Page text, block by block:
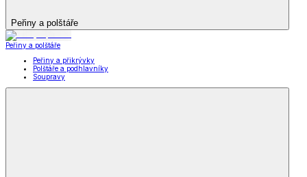
Peřiny a polštáře
Peřiny a polštáře
Peřiny a přikrývky
Polštáře a podhlavníky
Soupravy